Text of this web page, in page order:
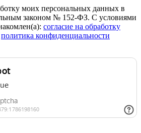
моих персональных данных в
законом № 152-ФЗ. С условиями
cогласие на обработку
политика конфиденциальности